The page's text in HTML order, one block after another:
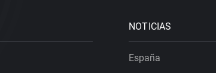
NOTICIAS
España